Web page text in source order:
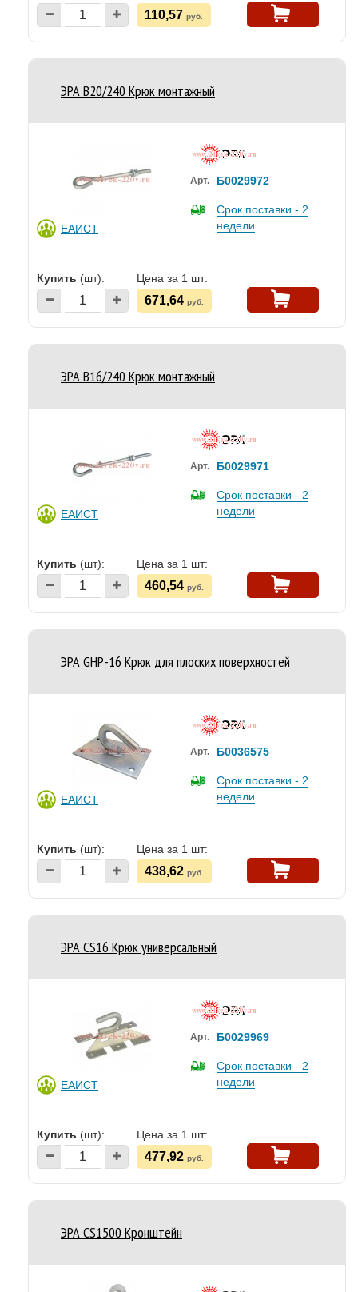
110,57 руб.
ЭРА B20/240 Крюк монтажный
ЕАИСТ
Арт. Б0029972
Срок поставки - 2
недели
Купить (шт): Цена за 1 шт:
671,64 руб.
ЭРА B16/240 Крюк монтажный
ЕАИСТ
Арт. Б0029971
Срок поставки - 2
недели
Купить (шт): Цена за 1 шт:
460,54 руб.
ЭРА GHP-16 Крюк для плоских поверхностей
ЕАИСТ
Арт. Б0036575
Срок поставки - 2
недели
Купить (шт): Цена за 1 шт:
438,62 руб.
ЭРА CS16 Крюк универсальный
ЕАИСТ
Арт. Б0029969
Срок поставки - 2
недели
Купить (шт): Цена за 1 шт:
477,92 руб.
ЭРА CS1500 Кронштейн